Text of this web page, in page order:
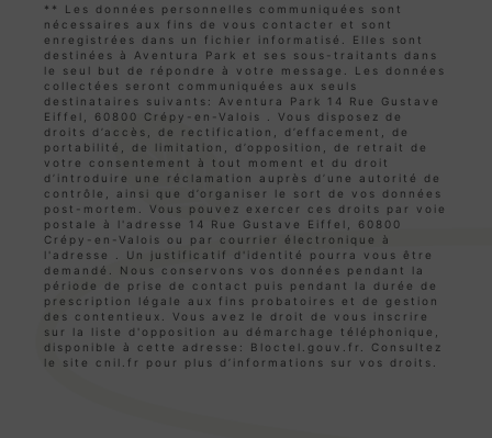
** Les données personnelles communiquées sont
nécessaires aux fins de vous contacter et sont
enregistrées dans un fichier informatisé. Elles sont
destinées à Aventura Park et ses sous-traitants dans
le seul but de répondre à votre message. Les données
collectées seront communiquées aux seuls
destinataires suivants: Aventura Park 14 Rue Gustave
Eiffel, 60800 Crépy-en-Valois . Vous disposez de
droits d’accès, de rectification, d’effacement, de
portabilité, de limitation, d’opposition, de retrait de
votre consentement à tout moment et du droit
d’introduire une réclamation auprès d’une autorité de
contrôle, ainsi que d’organiser le sort de vos données
post-mortem. Vous pouvez exercer ces droits par voie
postale à l'adresse 14 Rue Gustave Eiffel, 60800
Crépy-en-Valois ou par courrier électronique à
l'adresse . Un justificatif d'identité pourra vous être
demandé. Nous conservons vos données pendant la
période de prise de contact puis pendant la durée de
prescription légale aux fins probatoires et de gestion
des contentieux. Vous avez le droit de vous inscrire
sur la liste d'opposition au démarchage téléphonique,
disponible à cette adresse: Bloctel.gouv.fr
. Consultez
le site cnil.fr pour plus d’informations sur vos droits.